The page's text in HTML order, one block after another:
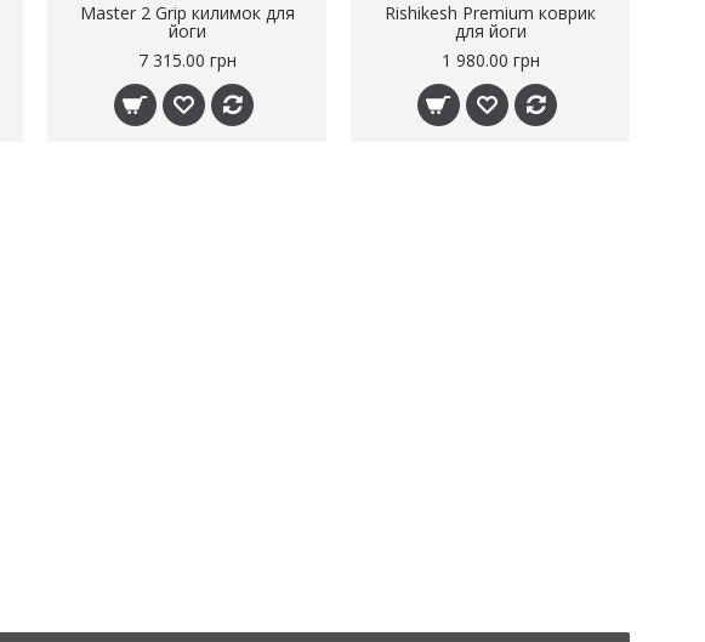
Master 2 Grip килимок для
йоги
7 315.00 грн
Rishikesh Premium коврик
для йоги
1 980.00 грн